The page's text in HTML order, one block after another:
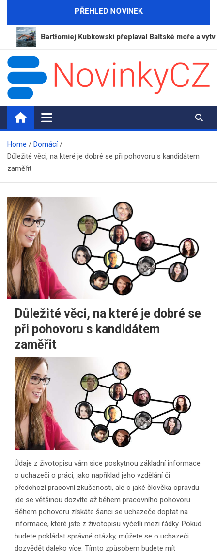
content
PŘEHLED NOVINEK
Bartłomiej Kubkowski přeplaval Baltské moře a vytvořil
NovinkyCZ.cz
Magazín novinek a informací
Home
Domácí
Důležité věci, na které je dobré se při pohovoru s kandidátem
zaměřit
Důležité věci, na které je dobré se
při pohovoru s kandidátem
zaměřit
Údaje z životopisu vám sice poskytnou základní informace
o uchazeči o práci, jako například jeho vzdělání či
předchozí pracovní zkušenosti, ale o jaké člověka opravdu
jde se většinou dozvíte až během pracovního pohovoru.
Během pohovoru získáte šanci se uchazeče doptat na
informace, které jste z životopisu vyčetli mezi řádky. Pokud
budete pokládat správné otázky, můžete se o uchazeči
dozvědět daleko více. Tímto způsobem budete mít